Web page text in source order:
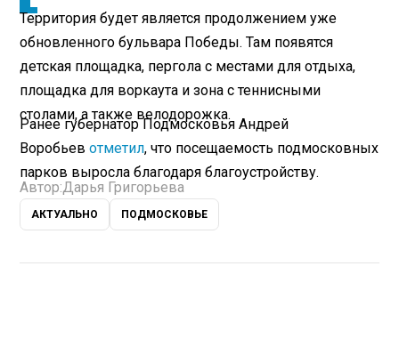
Территория будет является продолжением уже
обновленного бульвара Победы. Там появятся
детская площадка, пергола с местами для отдыха,
площадка для воркаута и зона с теннисными
столами, а также велодорожка.
Ранее губернатор Подмосковья Андрей
Воробьевотметил, что посещаемость подмосковных
парков выросла благодаря благоустройству.
Автор:Дарья Григорьева
АКТУАЛЬНО ПОДМОСКОВЬЕ